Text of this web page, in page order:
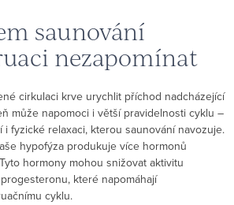
saunování
nezapomínat
cirkulaci krve urychlit příchod nadcházející
může napomoci i větší pravidelnosti cyklu –
fyzické relaxaci, kterou saunování navozuje.
hypofýza produkuje více hormonů
hormony mohou snižovat aktivitu
které napomáhají
cyklu.